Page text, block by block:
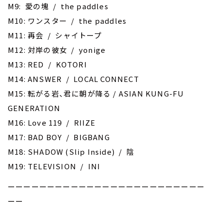
M9: 愛の塊 / the paddles
M10: ワンスター / the paddles
M11: 再会 / シャイトープ
M12: 対岸の彼女 / yonige
M13: RED / KOTORI
M14: ANSWER / LOCAL CONNECT
M15: 転がる岩、君に朝が降る / ASIAN KUNG-FU
GENERATION
M16: Love 119 / RIIZE
M17: BAD BOY / BIGBANG
M18: SHADOW (Slip Inside) / 陰
M19: TELEVISION / INI
ーーーーーーーーーーーーーーーーーーーーーーーーー
ーー